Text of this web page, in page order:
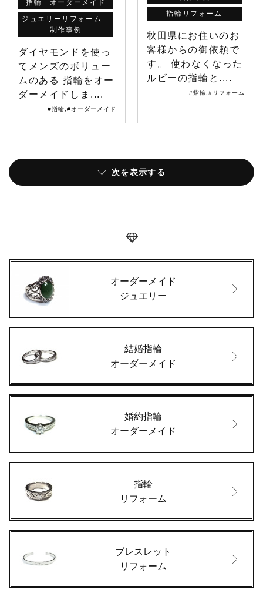
指輪 オーダーメイド
ジュエリーリフォーム
制作事例
ダイヤモンドを使っ
てメンズのボリュー
ムのある 指輪をオー
ダーメイドしま....
#指輪 #オーダーメイド
指輪リフォーム
秋田県にお住いのお
客様からの御依頼で
す。 使わなくなった
ルビーの指輪と....
#指輪 #リフォーム
次を表示する
オーダーメイド
ジュエリー
結婚指輪
オーダーメイド
婚約指輪
オーダーメイド
指輪
リフォーム
ブレスレット
リフォーム